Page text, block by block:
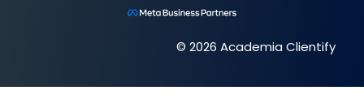
© 2026 Academia Clientify